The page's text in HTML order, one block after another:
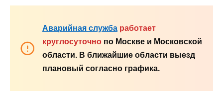
Аварийная служба работает
круглосуточно по Москве и Московской
области. В ближайшие области выезд
плановый согласно графика.